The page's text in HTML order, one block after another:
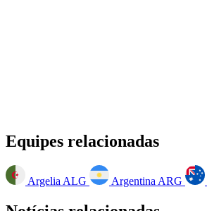
Equipes relacionadas
Argelia ALG Argentina ARG